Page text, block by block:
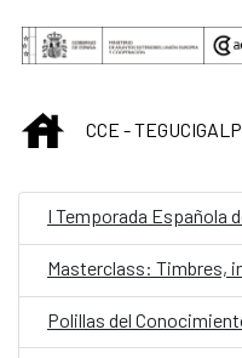
Saltar al contenido
INICIO
CCE -
I Temporada Española
Masterclass: Timbres,